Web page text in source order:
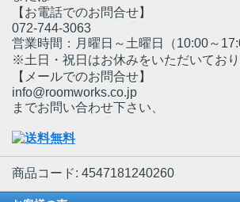
【お電話でのお問合せ】
072-744-3063
営業時間：月曜日～土曜日（10:00～
※土日・祝日はお休みをいただいており
【メールでのお問合せ】
info@roomworks.co.jp
までお問い合わせ下さい、
商品コード: 4547181240260